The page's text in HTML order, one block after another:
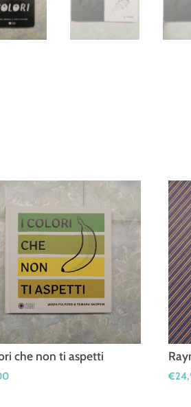
che non ti aspetti
€